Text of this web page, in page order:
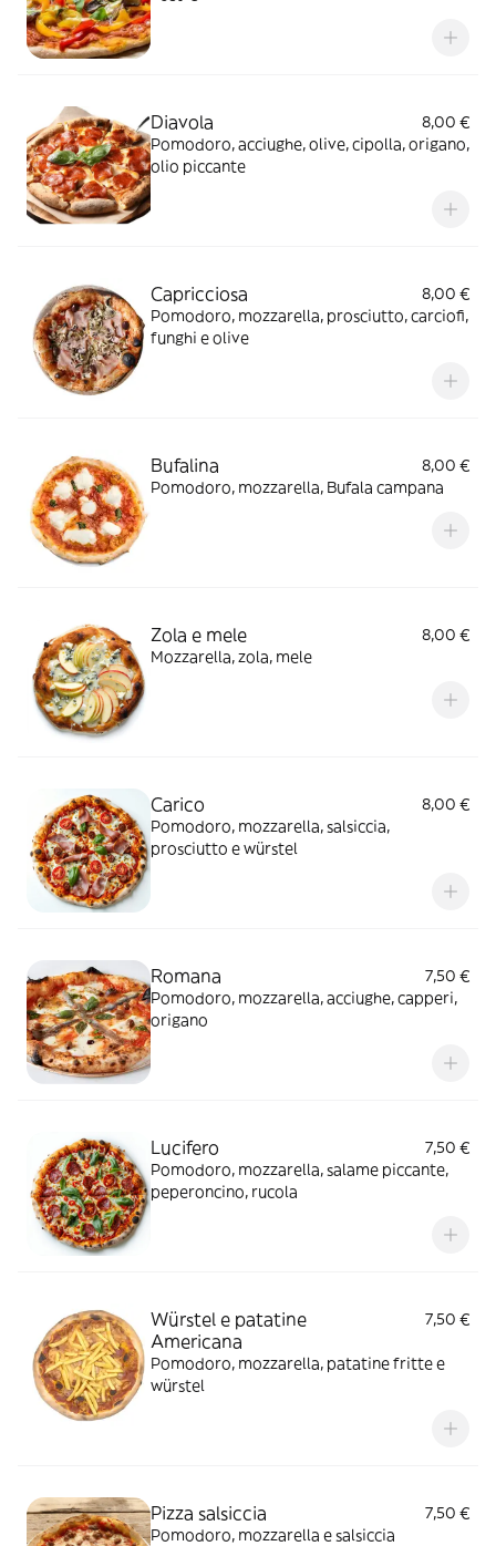
Diavola
8,00 €
Pomodoro, acciughe, olive, cipolla, origano,
olio piccante
Capricciosa
8,00 €
Pomodoro, mozzarella, prosciutto, carciofi,
funghi e olive
Bufalina
8,00 €
Pomodoro, mozzarella, Bufala campana
Zola e mele
8,00 €
Mozzarella, zola, mele
Carico
8,00 €
Pomodoro, mozzarella, salsiccia,
prosciutto e würstel
Romana
7,50 €
Pomodoro, mozzarella, acciughe, capperi,
origano
Lucifero
7,50 €
Pomodoro, mozzarella, salame piccante,
peperoncino, rucola
Würstel e patatine
Americana
7,50 €
Pomodoro, mozzarella, patatine fritte e
würstel
Pizza salsiccia
7,50 €
Pomodoro, mozzarella e salsiccia